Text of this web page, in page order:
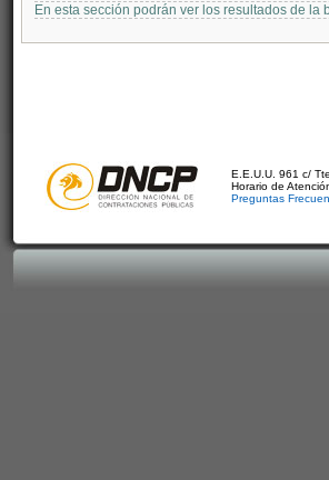
En esta sección podrán ver los resultados de la
E.E.U.U. 961 c/
Horario de
Preguntas